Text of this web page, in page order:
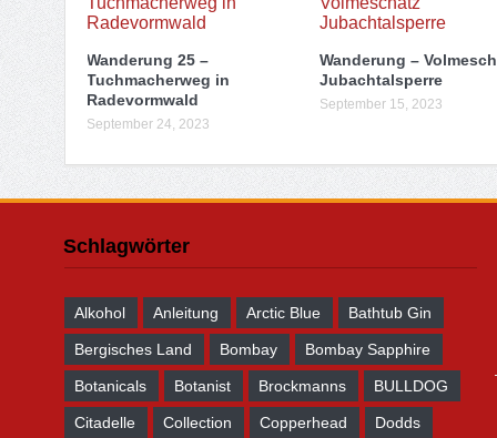
Wanderung 25 –
Tuchmacherweg in
Radevormwald
September 24, 2023
Wanderung –
Jubachtalsperre
September 15, 2023
Schlagwörter
Alkohol Anleitung Arctic Blue Bathtub Gin
Bergisches Land Bombay Bombay Sapphire
Botanicals Botanist Brockmanns BULLDOG
Citadelle Collection Copperhead Dodds